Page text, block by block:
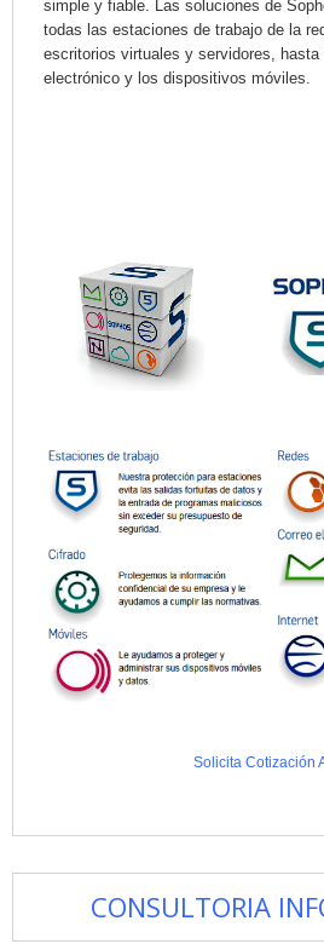
simple y fiable. Las soluciones de
todas las estaciones de trabajo de la
escritorios virtuales y servidores, hasta
electrónico y los dispositivos móviles.
Solicita Cotización
CONSULTORIA